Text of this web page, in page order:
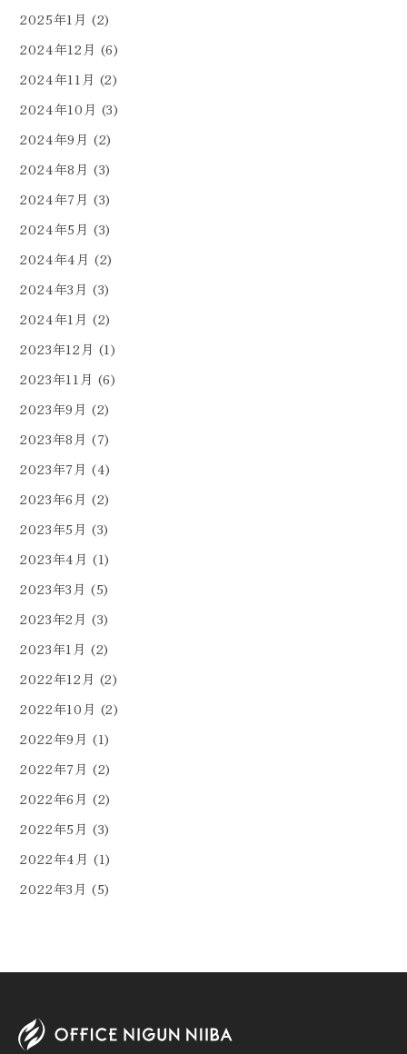
2025年1月 (2)
2024年12月 (6)
2024年11月 (2)
2024年10月 (3)
2024年9月 (2)
2024年8月 (3)
2024年7月 (3)
2024年5月 (3)
2024年4月 (2)
2024年3月 (3)
2024年1月 (2)
2023年12月 (1)
2023年11月 (6)
2023年9月 (2)
2023年8月 (7)
2023年7月 (4)
2023年6月 (2)
2023年5月 (3)
2023年4月 (1)
2023年3月 (5)
2023年2月 (3)
2023年1月 (2)
2022年12月 (2)
2022年10月 (2)
2022年9月 (1)
2022年7月 (2)
2022年6月 (2)
2022年5月 (3)
2022年4月 (1)
2022年3月 (5)